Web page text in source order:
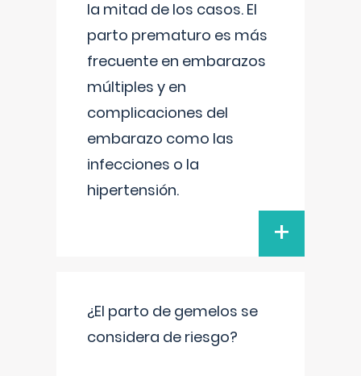
la mitad de los casos. El
parto prematuro es más
frecuente en embarazos
múltiples y en
complicaciones del
embarazo como las
infecciones o la
hipertensión.
+
¿El parto de gemelos se
considera de riesgo?